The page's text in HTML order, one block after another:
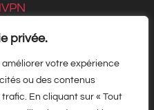
privée.
améliorer votre expérience
ou des contenus
En cliquant sur « Tout
2026, tous droits